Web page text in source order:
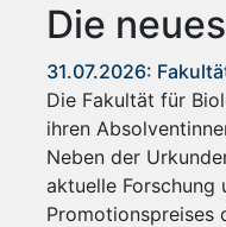
Die
31.07.2026:
Die Fakultät für
ihren
Neben der
aktuelle Forschung
Promotionspreises